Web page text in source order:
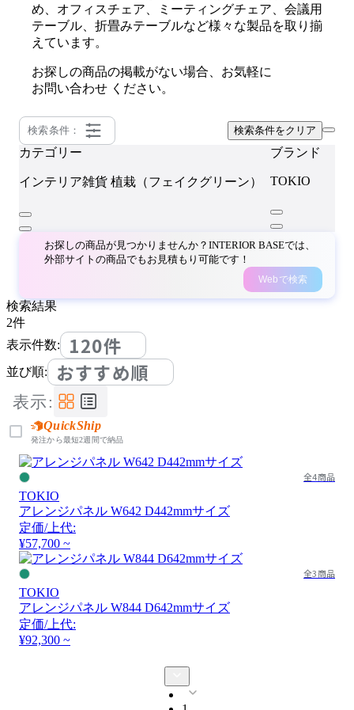
め、オフィスチェア、ミーティングチェア、会議用
テーブル、折畳みテーブルなど様々な製品を取り揃
えています。
お探しの商品の掲載がない場合、お気軽に
お問い合わせ ください。
検索条件： 検索条件をクリア
カテゴリー
インテリア雑貨 植栽（フェイクグリーン）
ブランド
TOKIO
お探しの商品が見つかりませんか？INTERIOR BASEでは、
外部サイトの商品でもお見積もり可能です！
Webで検索
検索結果
2件
表示件数:
120件
並び順: おすすめ順
表示:
QuickShip
発注から最短2週間で納品
全4商品
TOKIO
アレンジパネル W642 D442mmサイズ
定価/上代:
¥57,700 ~
全3商品
TOKIO
アレンジパネル W844 D642mmサイズ
定価/上代:
¥92,300 ~